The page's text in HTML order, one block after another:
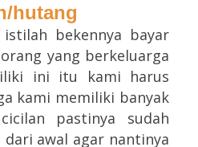
hutang
bekennya bayar
yang berkeluarga
ini itu kami harus
kami memiliki banyak
pastinya sudah
awal agar nantinya